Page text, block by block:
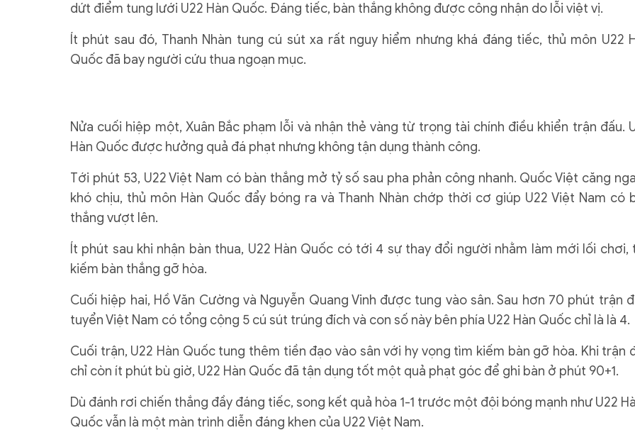
dứt điểm tung lưới U22 Hàn Quốc. Đáng tiếc, bàn thắng không được công nhận do lỗi việt vị.
Ít phút sau đó, Thanh Nhàn tung cú sút xa rất nguy hiểm nhưng khá đáng tiếc, thủ môn U22
Quốc đã bay người cứu thua ngoạn mục.
Nửa cuối hiệp một, Xuân Bắc phạm lỗi và nhận thẻ vàng từ trọng tài chính điều khiển trận đấu.
Hàn Quốc được hưởng quả đá phạt nhưng không tận dụng thành công.
Tới phút 53, U22 Việt Nam có bàn thắng mở tỷ số sau pha phản công nhanh. Quốc Việt căng
khó chịu, thủ môn Hàn Quốc đẩy bóng ra và Thanh Nhàn chớp thời cơ giúp U22 Việt Nam có
thắng vượt lên.
Ít phút sau khi nhận bàn thua, U22 Hàn Quốc có tới 4 sự thay đổi người nhằm làm mới lối chơi,
kiếm bàn thắng gỡ hòa.
Cuối hiệp hai, Hồ Văn Cường và Nguyễn Quang Vinh được tung vào sân. Sau hơn 70 phút trận
tuyển Việt Nam có tổng cộng 5 cú sút trúng đích và con số này bên phía U22 Hàn Quốc chỉ là là 4.
Cuối trận, U22 Hàn Quốc tung thêm tiền đạo vào sân với hy vọng tìm kiếm bàn gỡ hòa. Khi trận
chỉ còn ít phút bù giờ, U22 Hàn Quốc đã tận dụng tốt một quả phạt góc để ghi bàn ở phút 90+1.
Dù đánh rơi chiến thắng đầy đáng tiếc, song kết quả hòa 1-1 trước một đội bóng mạnh như U22
Quốc vẫn là một màn trình diễn đáng khen của U22 Việt Nam.